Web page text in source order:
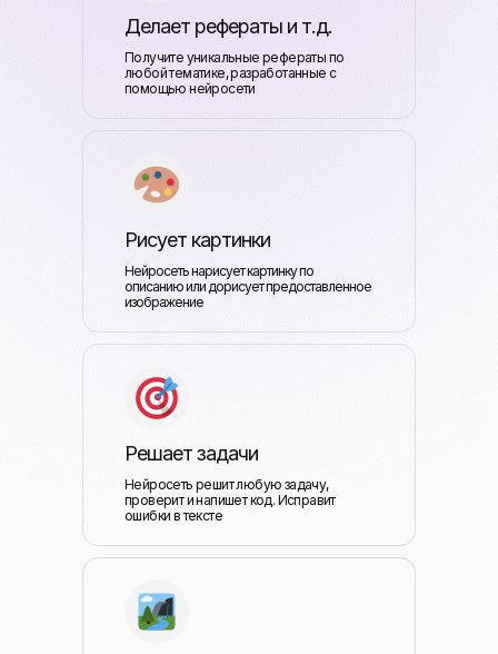
Рисует картинки
Нейросеть нарисует картинку по
описанию или дорисует предоставленное
изображение
Делает рефераты и т.д.
Получите уникальные рефераты по
любой тематике, разработанные с
помощью нейросети
Решает задачи
Нейросеть решит любую задачу,
проверит и напишет код. Исправит
ошибки в тексте